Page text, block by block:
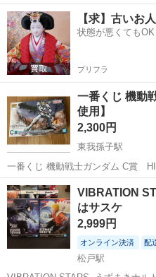
ますが中身は大丈夫ですよ。
千葉 野田市 模型、プラモ
【求】古いお
状態が悪くても
プリフラ
一番くじ 機動
使用】
2,300円
東我孫子駅
一番くじ 機動戦士ガンダム C賞 HIGH GRADE 1/144 ガンダムバルバ
トス ソリッドクリア 新品未使用です‼️ ガンプラ好きにオススメ
#一番くじ #プラモデル #ガンダム
千葉 我孫子市
機動戦士ガンダム
VIBRATION
はサスケ
2,999円
オンライン決済 配
松戸駅